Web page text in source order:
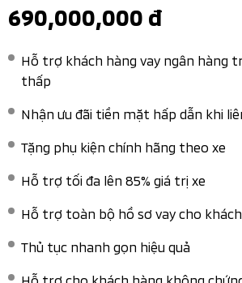
690,000,000 đ
Hỗ trợ khách hàng vay ngân hàng
thấp
Nhận ưu đãi tiền mặt hấp dẫn khi
Tặng phụ kiện chính hãng theo xe
Hỗ trợ tối đa lên 85% giá trị xe
Hỗ trợ toàn bộ hồ sơ vay cho
Thủ tục nhanh gọn hiệu quả
Hỗ trợ cho khách hàng không